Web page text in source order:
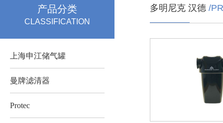
产品分类
CLASSIFICATION
上海申江储气罐
曼牌滤清器
Protec
多明尼克 汉德 /